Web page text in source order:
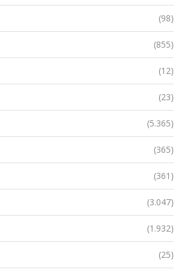
(98)
(855)
(12)
(23)
(5.365)
(365)
(361)
(3.047)
(1.932)
(25)